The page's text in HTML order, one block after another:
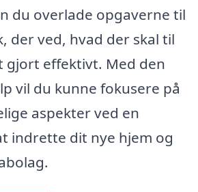
du overlade opgaverne til
der ved, hvad der skal til
gjort effektivt. Med den
vil du kunne fokusere på
aspekter ved en
indrette dit nye hjem og